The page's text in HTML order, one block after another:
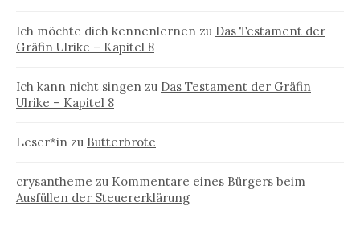
Ich möchte dich kennenlernen zu Das Testament der
Gräfin Ulrike – Kapitel 8
Ich kann nicht singen zu Das Testament der Gräfin
Ulrike – Kapitel 8
Leser*in zu Butterbrote
crysantheme zu Kommentare eines Bürgers beim
Ausfüllen der Steuererklärung